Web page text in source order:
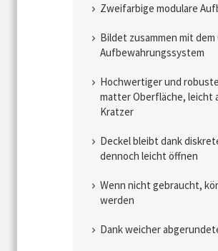
Zweifarbige modulare
Bildet zusammen mit
Aufbewahrungssystem
Hochwertiger und
matter Oberfläche, leicht
Kratzer
Deckel bleibt dank
dennoch leicht öffnen
Wenn nicht gebraucht,
werden
Dank weicher